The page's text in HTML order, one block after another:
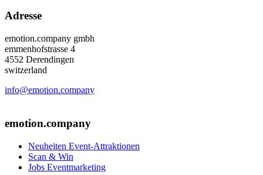
Adresse
emotion.company gmbh
emmenhofstrasse 4
4552 Derendingen
switzerland
info@emotion.company
emotion.company
Neuheiten Event-Attraktionen
Scan & Win
Jobs Eventmarketing